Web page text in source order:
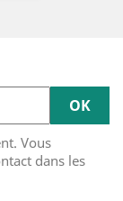
Vous
dans les